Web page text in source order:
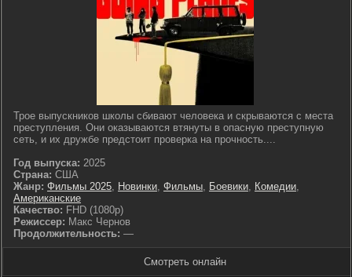
Трое выпускников школы сбивают человека и скрываются с места
преступления. Они оказываются втянуты в опасную преступную
сеть, и их дружбе предстоит проверка на прочность....
Год выпуска: 2025
Страна: США
Жанр: Фильмы 2025, Новинки, Фильмы, Боевики, Комедии,
Американские
Качество: FHD (1080p)
Режиссер: Макс Чернов
Продолжительность: —
Смотреть онлайн